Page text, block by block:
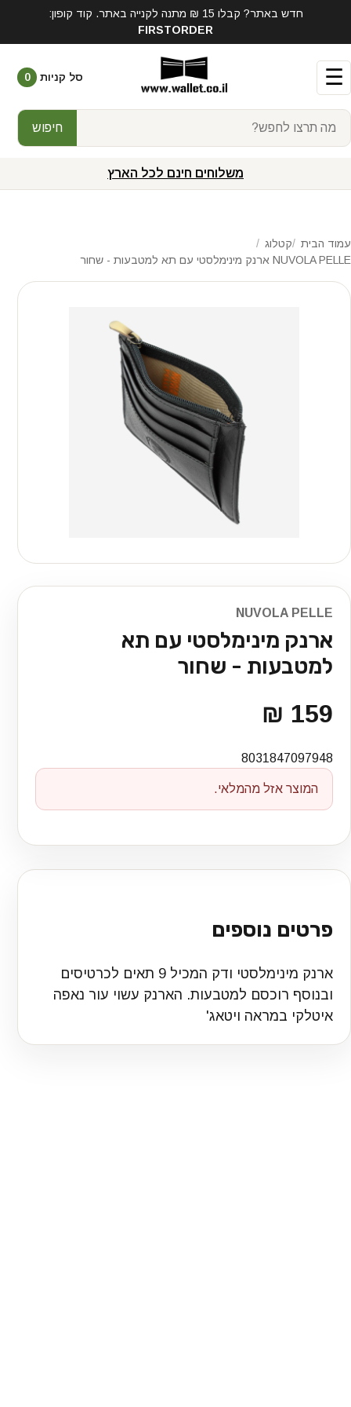
חדש באתר? קבלו 15 ₪ מתנה לקנייה באתר. קוד קופון:
FIRSTORDER
☰
חיפוש
סל קניות 0
משלוחים חינם לכל הארץ
עמוד הבית
קטלוג
NUVOLA PELLE ארנק מינימלסטי עם תא למטבעות - שחור
NUVOLA PELLE
ארנק מינימלסטי עם תא
למטבעות - שחור
159 ₪
8031847097948
המוצר אזל מהמלאי.
פרטים נוספים
ארנק מינימלסטי ודק המכיל 9 תאים לכרטיסים
ובנוסף רוכסם למטבעות. הארנק עשוי עור נאפה
איטלקי במראה ויטאג'